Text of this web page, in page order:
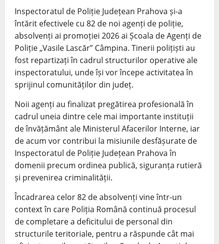
Inspectoratul de Poliție Județean Prahova și-a
întărit efectivele cu 82 de noi agenți de poliție,
absolvenți ai promoției 2026 ai Școala de Agenți de
Poliție „Vasile Lascăr” Câmpina. Tinerii polițiști au
fost repartizați în cadrul structurilor operative ale
inspectoratului, unde își vor începe activitatea în
sprijinul comunităților din județ.
Noii agenți au finalizat pregătirea profesională în
cadrul uneia dintre cele mai importante instituții
de învățământ ale Ministerul Afacerilor Interne, iar
de acum vor contribui la misiunile desfășurate de
Inspectoratul de Poliție Județean Prahovaîn
domenii precum ordinea publică, siguranța rutieră
și prevenirea criminalității.
Încadrarea celor 82 de absolvenți vine într-un
context în care Poliția Română continuă procesul
de completare a deficitului de personal din
structurile teritoriale, pentru a răspunde cât mai